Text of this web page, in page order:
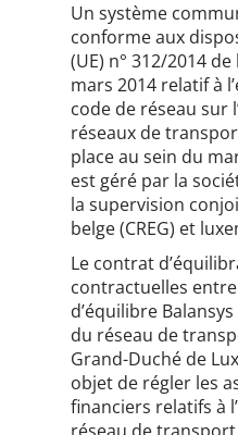
Un système
conforme aux
(UE) n° 312/2014
mars 2014 relatif à
code de réseau sur
réseaux de
place au sein du
est géré par la
la supervision
belge (CREG) et
Le contrat
contractuelles
d’équilibre
du réseau de
Grand-Duché de
objet de régler les
financiers relatifs à